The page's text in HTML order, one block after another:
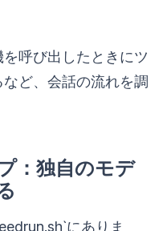
呼び出したときにツ
ど、会話の流れを調
：独自のモデ
にありま